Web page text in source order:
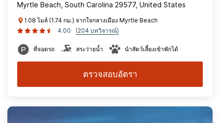
Myrtle Beach, South Carolina 29577, United States
1.08 ไมล์ (1.74 กม.) จากใจกลางเมือง Myrtle Beach
4.00
(204 บทวิจารณ์)
ที่จอดรถ สระว่ายน้ำ นำสัตว์เลี้ยงเข้าพักได้
ตรวจสอบอัตรา